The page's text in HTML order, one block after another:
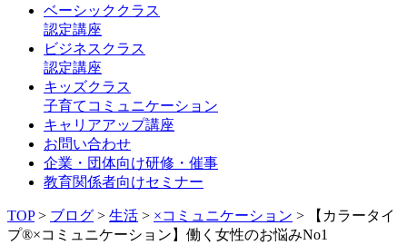
ベーシッククラス
認定講座
ビジネスクラス
認定講座
キッズクラス
子育てコミュニケーション
キャリアアップ講座
お問い合わせ
企業・団体向け研修・催事
教育関係者向けセミナー
TOP> ブログ > 生活 > ×コミュニケーション >
【カラータイ
プ®×コミュニケーション】働く女性のお悩みNo1